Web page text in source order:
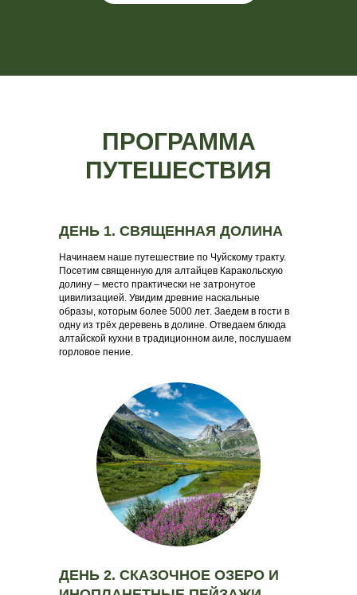
ДЕНЬ 2. СКАЗОЧНОЕ ОЗЕРО И
Начинаем наше путешествие по Чуйскому тракту.
Посетим священную для алтайцев Каракольскую
долину – место практически не затронутое
цивилизацией. Увидим древние наскальные
образы, которым более 5000 лет. Заедем в гости в
одну из трёх деревень в долине. Отведаем блюда
алтайской кухни в традиционном аиле, послушаем
горловое пение.
ДЕНЬ 1. СВЯЩЕННАЯ ДОЛИНА
ПРОГРАММА
ПУТЕШЕСТВИЯ